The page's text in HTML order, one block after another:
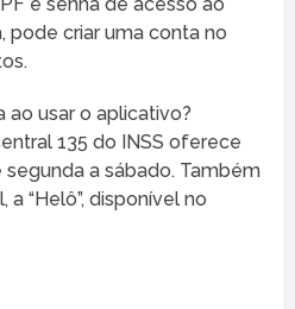
pode criar uma conta no
usar o aplicativo?
135 do INSS oferece
a sábado. Também
“Helô”, disponível no